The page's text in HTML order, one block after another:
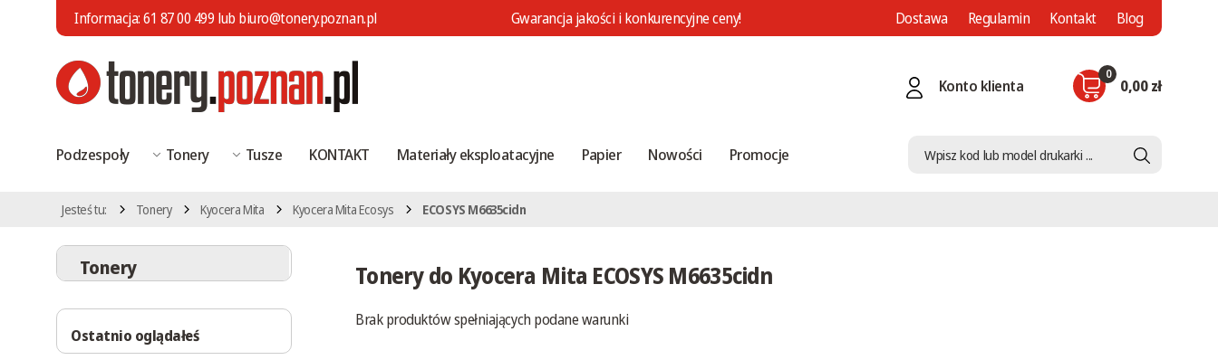
Informacja:61 87 00 499 lub biuro@tonery.poznan.pl Gwarancja jakości i konkurencyjne ceny! Dostawa Regulamin Kontakt Blog
Konto klienta
0
0,00 zł
Podzespoły Tonery Tusze KONTAKT Materiały eksploatacyjne Papier Nowości Promocje
Jesteś tu: Tonery Kyocera Mita Kyocera Mita Ecosys ECOSYS M6635cidn
Tonery do Kyocera Mita ECOSYS M6635cidn
Brak produktów spełniających podane warunki
Tonery
Ostatnio oglądałeś